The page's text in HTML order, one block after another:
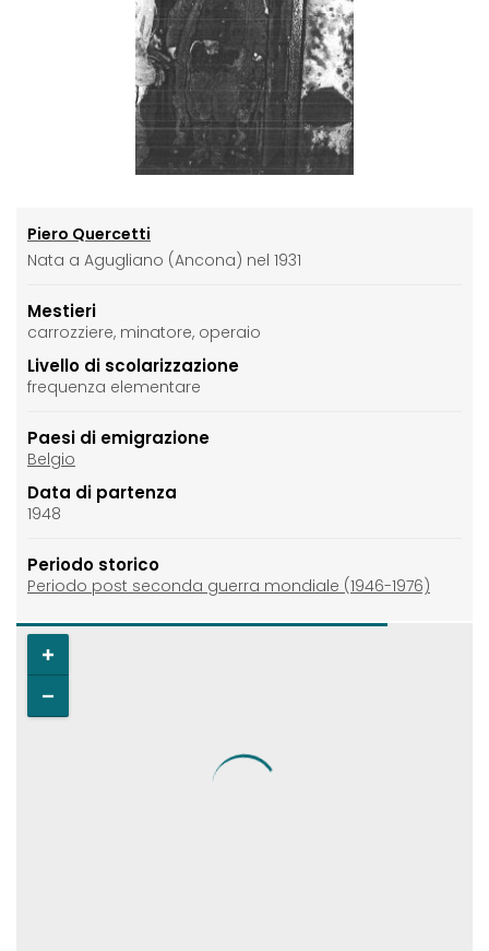
Piero Quercetti
Nata a Agugliano (Ancona) nel 1931
Mestieri
carrozziere, minatore, operaio
Livello di scolarizzazione
frequenza elementare
Paesi di emigrazione
Belgio
Data di partenza
1948
Periodo storico
Periodo post seconda guerra mondiale (1946-1976)